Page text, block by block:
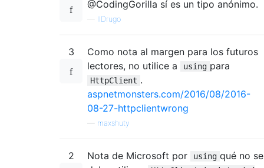
@CodingGorilla sí es un tipo anónimo.
— IlDrugo
3
Como nota al margen para los futuros
lectores, no utilice a
using para
HttpClient .
aspnetmonsters.com/2016/08/2016-
08-27-httpclientwrong
maxshuty
2 Nota de Microsoft por using qué no se